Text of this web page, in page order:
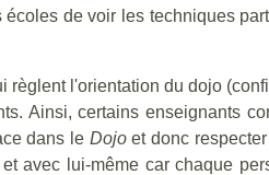
de voir les techniques
l'orientation du dojo
Ainsi, certains enseignants
dans le Dojoet donc
avec lui-même car chaque